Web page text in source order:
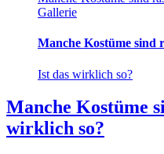
Gallerie
Manche Kostüme sind
Ist das wirklich so?
Manche Kostüme
wirklich so?